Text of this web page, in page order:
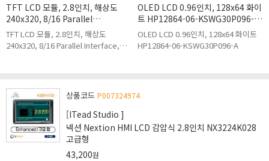
TFT LCD 모듈, 2.8인치, 해상도
240x320, 8/16 Parallel
Interface, MTF0280QT-35, FPC
TFT LCD 모듈, 2.8인치, 해상도
240x320, 8/16 Parallel Interface,
OLED LCD 0.96인치, 128x64 화이
트 HP12864-06-KSWG30P096-A
FPC
OLED LCD 0.96인치, 128x64 화이트
HP12864-06-KSWG30P096-A
상품코드 P007324974
[ITead Studio ]
넥션 Nextion HMI LCD 감압식 2.8인치 NX3224K028
고급형
43,200원